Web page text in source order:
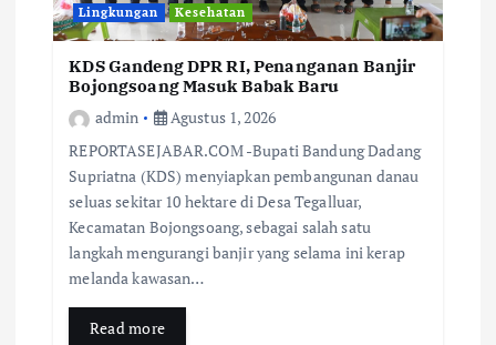
Lingkungan Kesehatan
KDS Gandeng DPR RI, Penanganan Banjir
Bojongsoang Masuk Babak Baru
admin
Agustus 1, 2026
REPORTASEJABAR.COM -Bupati Bandung Dadang
Supriatna (KDS) menyiapkan pembangunan danau
seluas sekitar 10 hektare di Desa Tegalluar,
Kecamatan Bojongsoang, sebagai salah satu
langkah mengurangi banjir yang selama ini kerap
melanda kawasan…
Read more